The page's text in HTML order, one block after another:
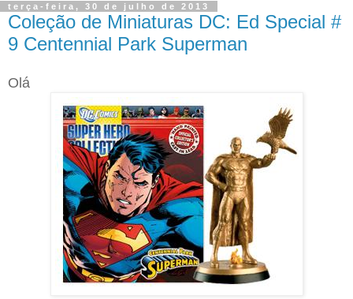
terça-feira, 30 de julho de 2013
Coleção de Miniaturas DC: Ed Special #
9 Centennial Park Superman
Olá